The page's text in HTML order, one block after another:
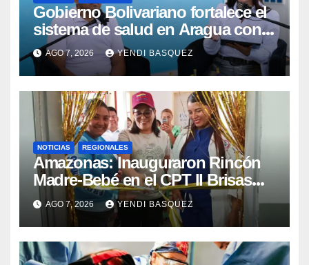
Gobierno Bolivariano fortalece el
sistema de salud en Aragua con
la reinauguración del CDI La Mora
AGO 7, 2026 YENDI BASQUEZ
NOTICIAS REGIONALES
​Amazonas: Inauguraron Rincón
Madre-Bebé en el CPT II Brisas
del Aeropuerto ​Inauguraron
Rincón
AGO 7, 2026 YENDI BASQUEZ